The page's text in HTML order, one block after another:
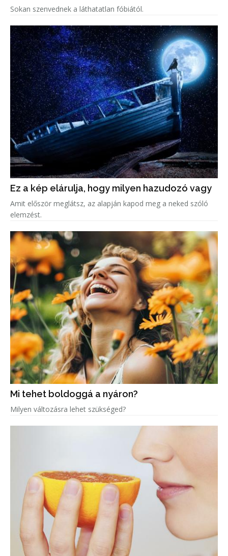
Sokan szenvednek a láthatatlan fóbiától.
Ez a kép elárulja, hogy milyen hazudozó vagy
Amit először meglátsz, az alapján kapod meg a neked szóló
elemzést.
Mi tehet boldoggá a nyáron?
Milyen változásra lehet szükséged?